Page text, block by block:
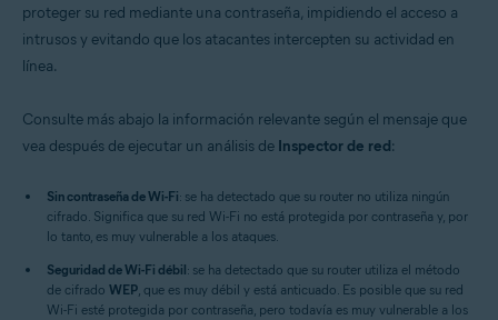
Microsoft Windows 8.x / Pro / Enterprise - 32 o 64 bits
Microsoft Windows 8/Pro/Enterprise - 32 o 64 bits
Apple macOS 12.x (Monterey)
Apple macOS 11.x (Big Sur)
Apple macOS 10.13.x (High Sierra)
Apple macOS 10.12.x (Sierra)
Apple Mac OS X 10.11.x (El Capitan)
Google Android 6.0 (Marshmallow, API 23) o posterior
Apple iOS 13.0 o posterior
proteger su red mediante una contraseña, impidiendo el acceso a
intrusos y evitando que los atacantes intercepten su actividad en
línea.
Consulte más abajo la información relevante según el mensaje que
vea después de ejecutar un análisis de Inspector de red:
Sin contraseña de Wi-Fi: se ha detectado que su router no utiliza ningún
cifrado. Significa que su red Wi-Fi no está protegida por contraseña y, por
lo tanto, es muy vulnerable a los ataques.
Seguridad de Wi-Fi débil: se ha detectado que su router utiliza el método
de cifrado WEP, que es muy débil y está anticuado. Es posible que su red
Wi-Fi esté protegida por contraseña, pero todavía es muy vulnerable a los